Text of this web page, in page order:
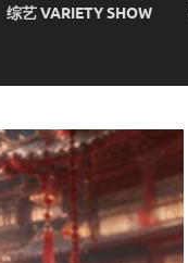
综艺 VARIETY SHOW